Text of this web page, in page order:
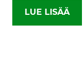
LUE LISÄÄ